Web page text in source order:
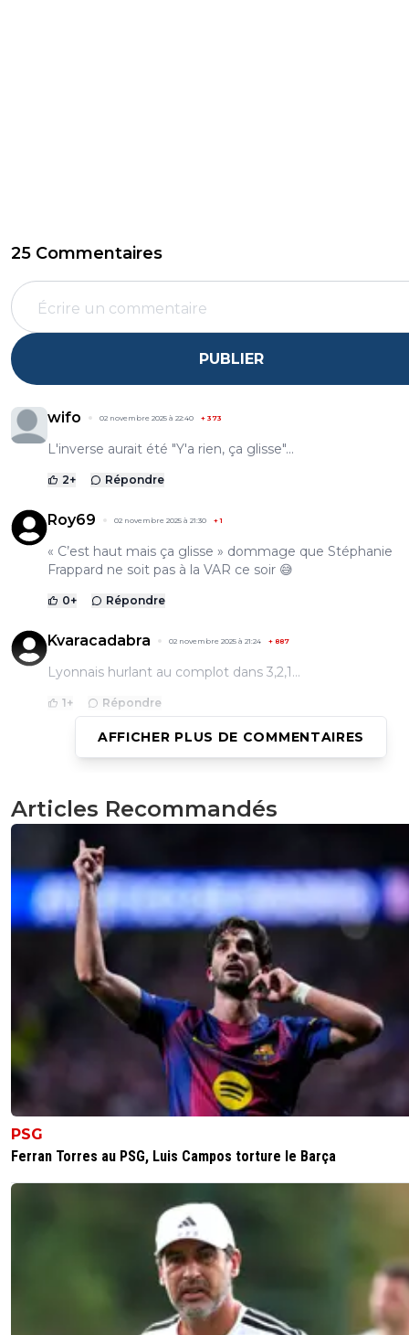
25 Commentaires
PUBLIER
wifo 02 novembre 2025 à 22:40 + 373
L'inverse aurait été "Y'a rien, ça glisse"...
2+ Répondre
Roy69 02 novembre 2025 à 21:30 +1
« C’est haut mais ça glisse » dommage que Stéphanie
Frappard ne soit pas à la VAR ce soir 😅
0+ Répondre
Kvaracadabra 02 novembre 2025 à 21:24 + 887
Lyonnais hurlant au complot dans 3,2,1...
1+ Répondre
reds13
Le rouge est logique il aurait pu lui casser la cheville
1+ Répondre
macol 02 novembre 2025 à 21:12 +110
Exact, mais bizarrement tu ne disais pas la meme
sur d’autres actions identiques contre l’OL?
1
dijaya 02 novembre 2025 à 21:14 +2169
arrtez de voir des complots partout....
Répondre
02 novembre 2025 à 21:15 +1102
Rien à voir chaque match est différent, celui
0+ Répondre
Qu’est ce que tu me parle de complot?
Je le met juste face à ses contradictions…
Répondre
Kvaracadabra 02 novembre 2025 à 21:25
AFFICHER PLUS DE COMMENTAIRES
Articles Recommandés
PSG
Ferran Torres au PSG, Luis Campos torture le Barça